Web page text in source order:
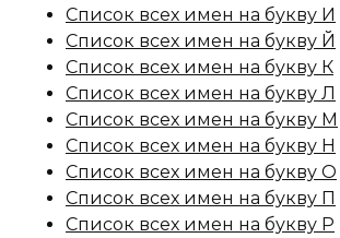
Список всех имен на букву И
Список всех имен на букву Й
Список всех имен на букву К
Список всех имен на букву Л
Список всех имен на букву М
Список всех имен на букву Н
Список всех имен на букву О
Список всех имен на букву П
Список всех имен на букву Р